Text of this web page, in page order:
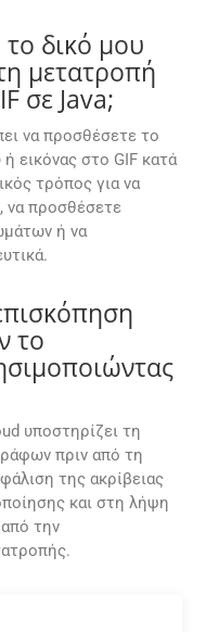
δικό μου
μετατροπή
σε Java;
να προσθέσετε το
εικόνας στο GIF κατά
τρόπος για να
να προσθέσετε
ή να
το
υποστηρίζει τη
πριν από τη
της ακρίβειας
και στη λήψη
την